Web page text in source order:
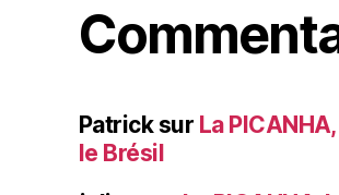
Patricksur La
le Brésil